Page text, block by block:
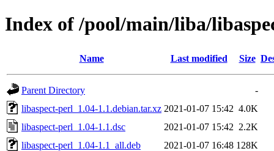
Index of /pool/main/liba/
Name Last modified Size
Parent Directory
-
libaspect-perl_1.04-1.1.debian.tar.xz 2021-01-07 15:42 4.0K
libaspect-perl_1.04-1.1.dsc
2021-01-07 15:42 2.2K
libaspect-perl_1.04-1.1_all.deb
2021-01-07 16:48 128K